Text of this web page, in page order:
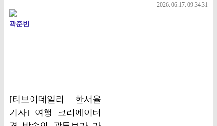
2026. 06.17. 09:34:31
곽준빈
[티브이데일리 한서율
기자] 여행 크리에이터